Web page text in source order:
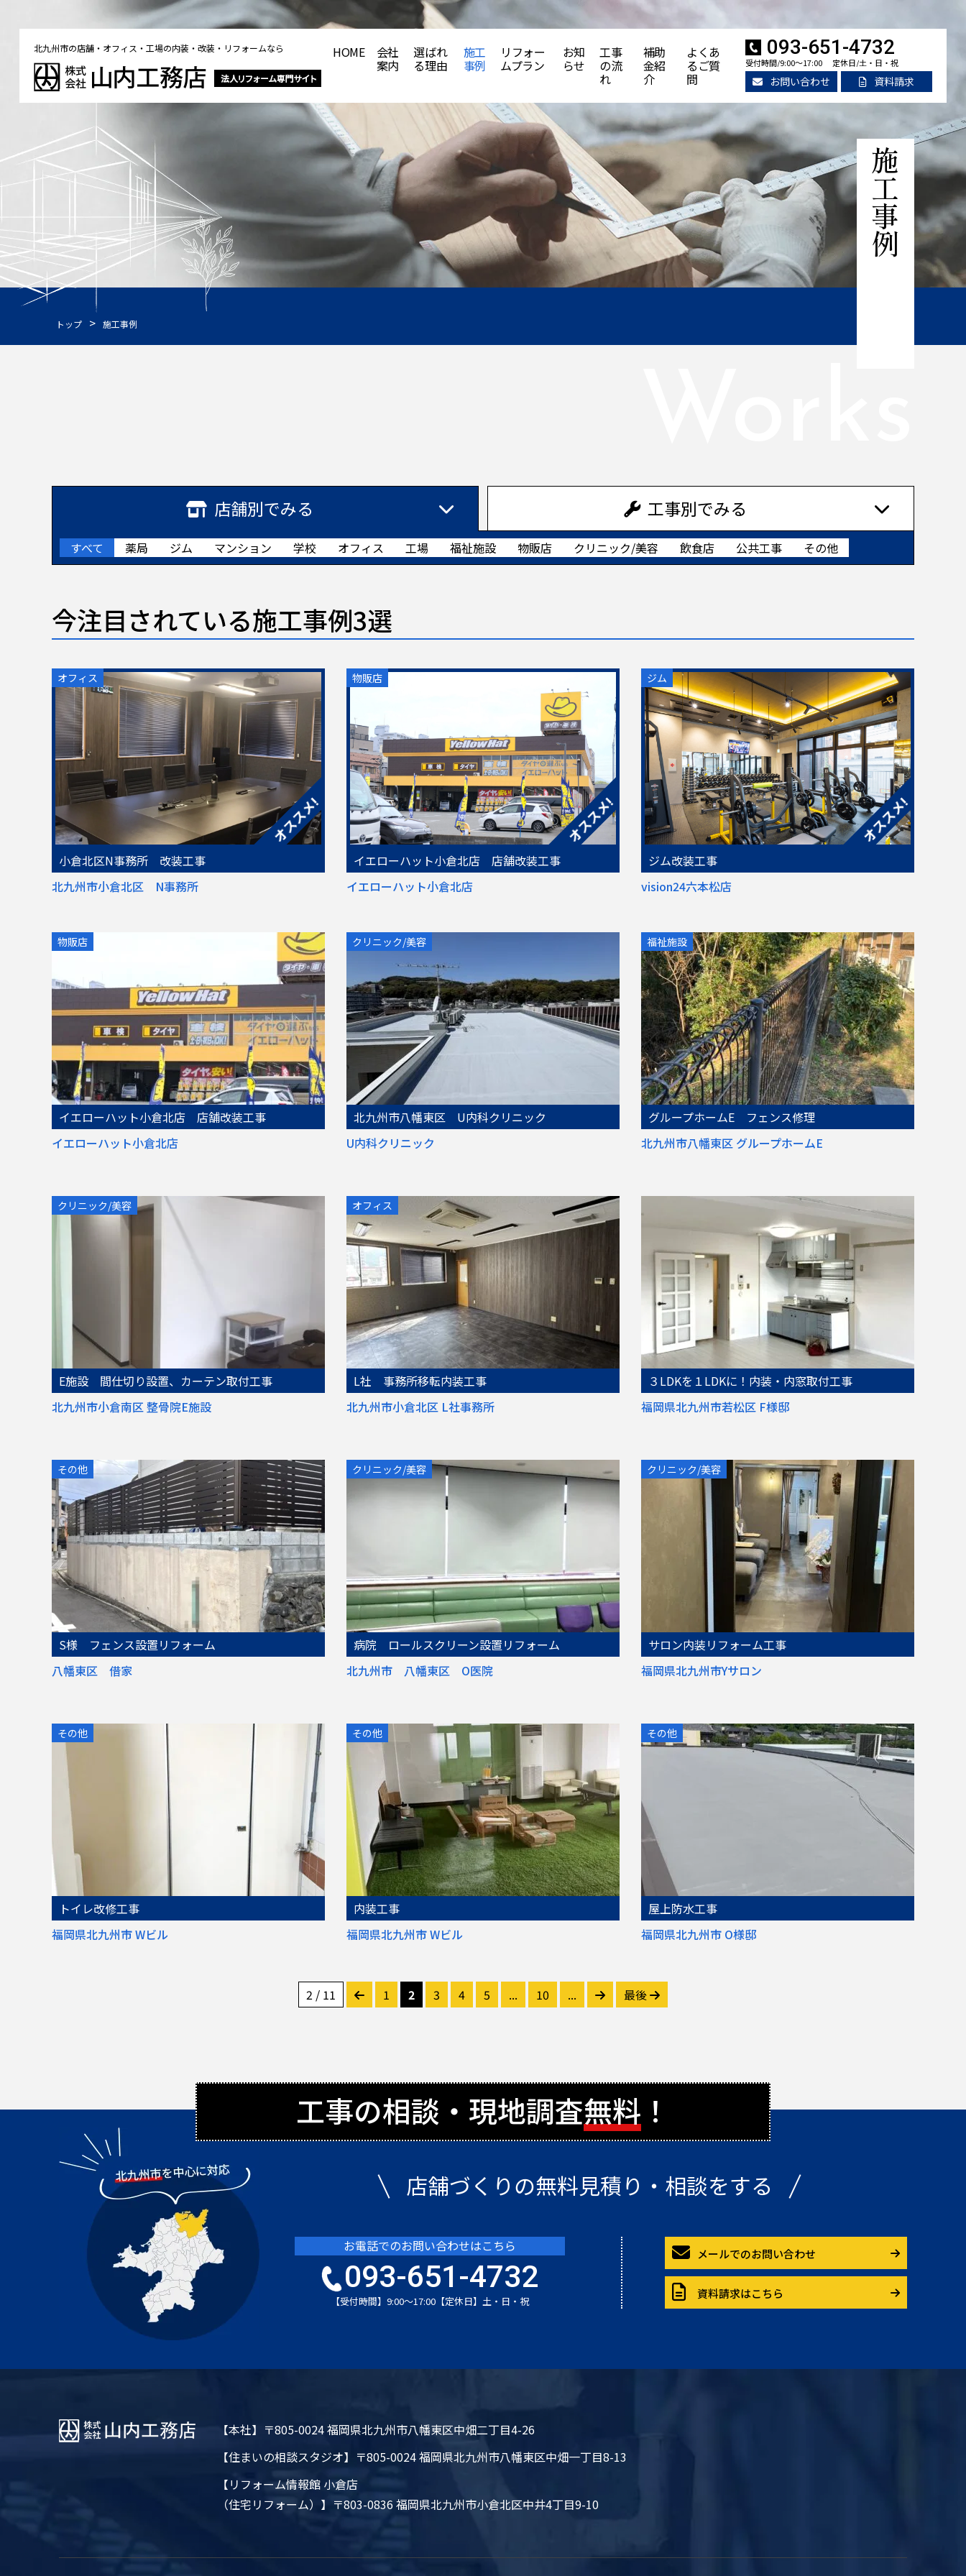
北九州市の店舗・オフィス・工場の内装・改装・リフォームなら HOME 会社
案内
選ばれ
る理由
施工
事例
リフォー
ムプラン
お知
らせ
工事
の流
れ
補助
金紹
介
よくあ
るご質
問
093-651-4732
受付時間/9:00～17:00 定休日/土・日・祝
お問い合わせ 資料請求
施工事例
トップ > 施工事例
店舗別でみる
すべて 薬局 ジム マンション 学校 オフィス 工場 福祉施設 物販店 クリニック/美容 飲食店 公共工事 その他
工事別でみる
今注目されている施工事例3選
オフィス
小倉北区N事務所 改装工事
北九州市小倉北区 N事務所
物販店
イエローハット小倉北店 店舗改装工事
イエローハット小倉北店
ジム
ジム改装工事
vision24六本松店
物販店
イエローハット小倉北店 店舗改装工事
イエローハット小倉北店
クリニック/美容
北九州市八幡東区 U内科クリニック
U内科クリニック
福祉施設
グループホームE フェンス修理
北九州市八幡東区 グループホームE
クリニック/美容
E施設 間仕切り設置、カーテン取付工事
北九州市小倉南区 整骨院E施設
オフィス
L社 事務所移転内装工事
北九州市小倉北区 L社事務所
３LDKを１LDKに！内装・内窓取付工事
福岡県北九州市若松区 F様邸
その他
S様 フェンス設置リフォーム
八幡東区 借家
クリニック/美容
病院 ロールスクリーン設置リフォーム
北九州市 八幡東区 O医院
クリニック/美容
サロン内装リフォーム工事
福岡県北九州市Yサロン
その他
トイレ改修工事
福岡県北九州市 Wビル
その他
内装工事
福岡県北九州市 Wビル
その他
屋上防水工事
福岡県北九州市 O様邸
2 / 11 1 2 3 4 5 ... 10 ... 最後
工事の相談・現地調査無料 ！
店舗づくりの無料見積り・相談をする
お電話でのお問い合わせはこちら
093-651-4732
【受付時間】9:00～17:00 【定休日】土・日・祝
メールでのお問い合わせ
資料請求はこちら
【本社】 〒805-0024 福岡県北九州市八幡東区中畑二丁目4-26
【住まいの相談スタジオ】 〒805-0024 福岡県北九州市八幡東区中畑一丁目8-13
【リフォーム情報館 小倉店
（住宅リフォーム）】 〒803-0836 福岡県北九州市小倉北区中井4丁目9-10